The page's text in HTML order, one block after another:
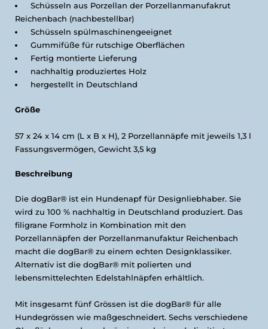
Schüsseln aus Porzellan der Porzellanmanufakrut
Reichenbach (nachbestellbar)
Schüsseln spülmaschinengeeignet
Gummifüße für rutschige Oberflächen
Fertig montierte Lieferung
nachhaltig produziertes Holz
hergestellt in Deutschland
Größe
57 x 24 x 14 cm (L x B x H), 2 Porzellannäpfe mit jeweils 1,3 l
Fassungsvermögen, Gewicht 3,5 kg
Beschreibung
Die dogBar® ist ein Hundenapf für Designliebhaber. Sie
wird zu 100 % nachhaltig in Deutschland produziert. Das
filigrane Formholz in Kombination mit den
Porzellannäpfen der Porzellanmanufaktur Reichenbach
macht die dogBar® zu einem echten Designklassiker.
Alternativ ist die dogBar® mit polierten und
lebensmittelechten Edelstahlnäpfen erhältlich.
Mit insgesamt fünf Grössen ist die dogBar® für alle
Hundegrössen wie maßgeschneidert. Sechs verschiedene